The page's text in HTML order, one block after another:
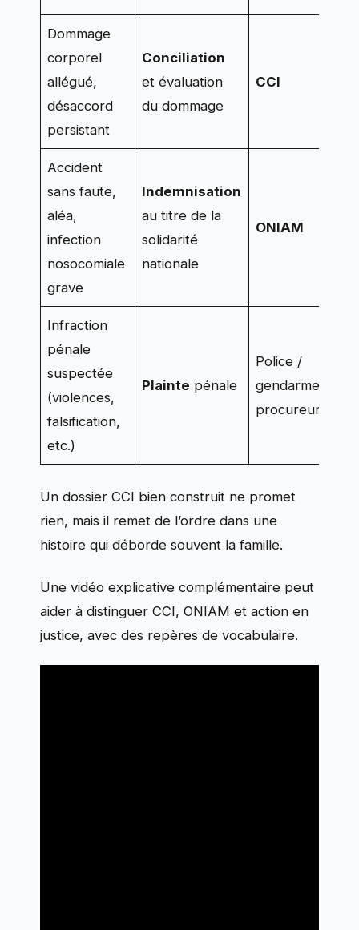
Dommage
corporel
allégué,
désaccord
persistant
Conciliation
et évaluation
du dommage
CCI
Accident
sans faute,
aléa,
infection
nosocomiale
grave
Indemnisation
au titre de la
solidarité
nationale
ONIAM
Infraction
pénale
suspectée
(violences,
falsification,
etc.)
Plainte pénale
Police /
gendarmerie /
procureur
Un dossier CCI bien construit ne promet
rien, mais il remet de l’ordre dans une
histoire qui déborde souvent la famille.
Une vidéo explicative complémentaire peut
aider à distinguer CCI, ONIAM et action en
justice, avec des repères de vocabulaire.